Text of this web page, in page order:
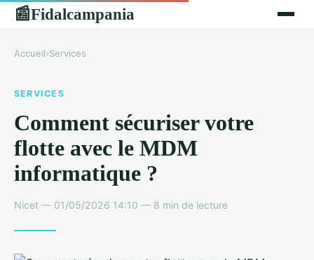
📰Fidalcampania
Accueil›Services
SERVICES
Comment sécuriser votre
flotte avec le MDM
informatique ?
Nicet — 01/05/2026 14:10 — 8 min de lecture